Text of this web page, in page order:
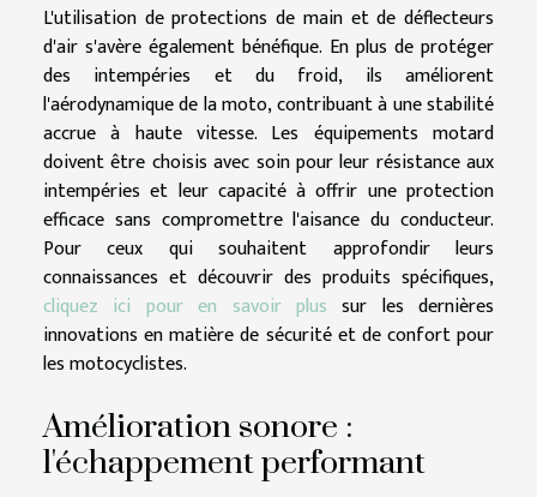
L'utilisation de protections de main et de déflecteurs
d'air s'avère également bénéfique. En plus de protéger
des intempéries et du froid, ils améliorent
l'aérodynamique de la moto, contribuant à une stabilité
accrue à haute vitesse. Les équipements motard
doivent être choisis avec soin pour leur résistance aux
intempéries et leur capacité à offrir une protection
efficace sans compromettre l'aisance du conducteur.
Pour ceux qui souhaitent approfondir leurs
connaissances et découvrir des produits spécifiques,
cliquez ici pour en savoir plus sur les dernières
innovations en matière de sécurité et de confort pour
les motocyclistes.
Amélioration sonore :
l'échappement performant